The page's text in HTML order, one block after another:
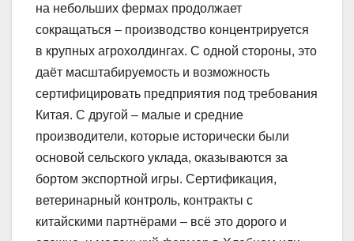
на небольших фермах продолжает
сокращаться – производство концентрируется
в крупных агрохолдингах. С одной стороны, это
даёт масштабируемость и возможность
сертифицировать предприятия под требования
Китая. С другой – малые и средние
производители, которые исторически были
основой сельского уклада, оказываются за
бортом экспортной игры. Сертификация,
ветеринарный контроль, контракты с
китайскими партнёрами – всё это дорого и